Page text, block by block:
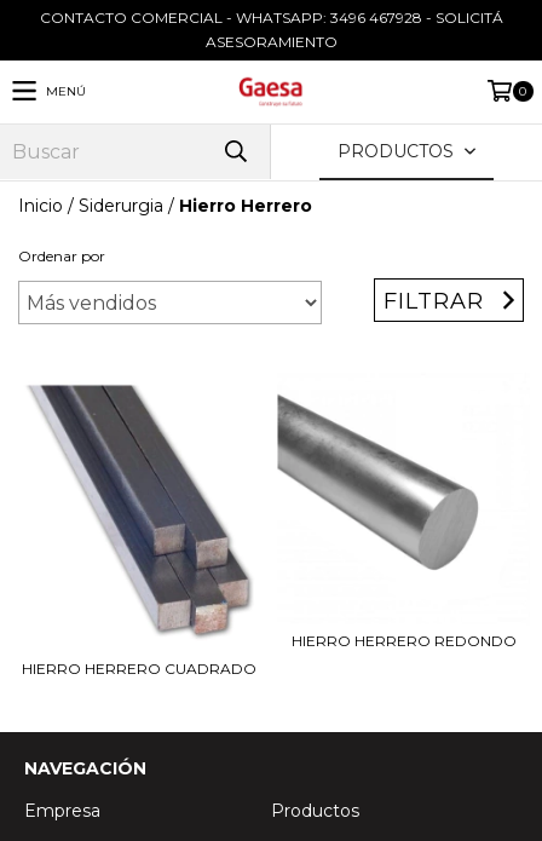
CONTACTO COMERCIAL - WHATSAPP: 3496 467928 - SOLICITÁ
ASESORAMIENTO
MENÚ 0
PRODUCTOS
Inicio / Siderurgia / Hierro Herrero
Ordenar por
FILTRAR
HIERRO HERRERO CUADRADO
HIERRO HERRERO REDONDO
NAVEGACIÓN
Empresa
Productos